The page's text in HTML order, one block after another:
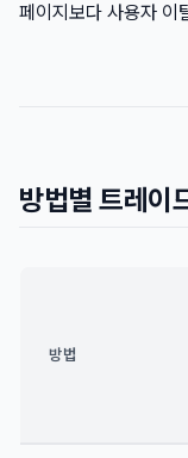
페이지보다 사용자 이
방법별 트레이
방법